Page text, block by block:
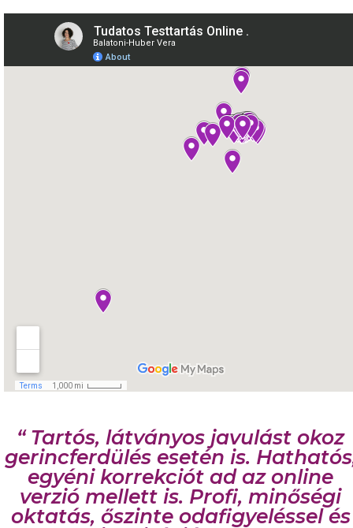
“ Tartós, látványos javulást okoz
gerincferdülés esetén is.
egyéni korrekciót ad az online
verzió mellett is. Profi, minőségi
oktatás, őszinte odafigyeléssel és